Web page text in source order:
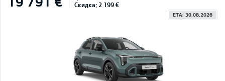
Скидка: 2 199 €
ETA: 30.08.2026